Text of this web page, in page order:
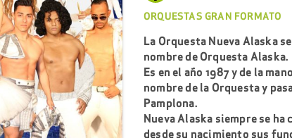
ORQUESTAS GRAN FORMATO
La Orquesta Nueva Alaska
nombre de Orquesta Alaska.
Es en el año 1987 y de la
nombre de la Orquesta y
Pamplona.
Nueva Alaska siempre se
desde su nacimiento sus